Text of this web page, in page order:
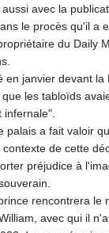
avec la
le procès qu'il a
du Daily
en janvier devant la
les tabloïds
infernale".
palais a fait valoir
de cette
préjudice à
rencontrera le
avec qui il